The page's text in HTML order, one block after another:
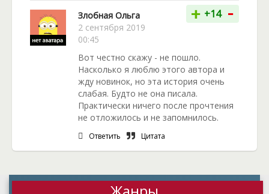
Злобная Ольга
2 сентября 2019
00:45
+ +14 -
Вот честно скажу - не пошло.
Насколько я люблю этого автора и
жду новинок, но эта история очень
слабая. Будто не она писала.
Практически ничего после прочтения
не отложилось и не запомнилось.
Ответить Цитата